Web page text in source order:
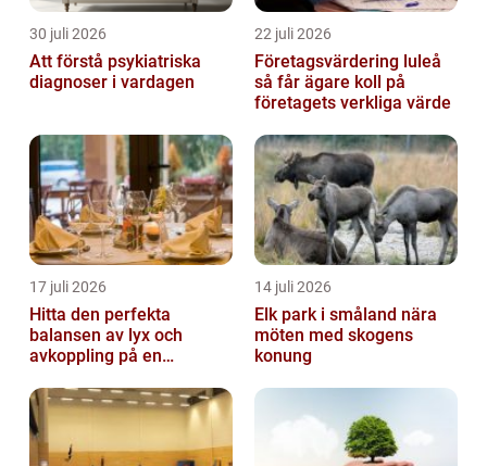
30 juli 2026
Att förstå psykiatriska
diagnoser i vardagen
22 juli 2026
Företagsvärdering luleå
så får ägare koll på
företagets verkliga värde
17 juli 2026
Hitta den perfekta
balansen av lyx och
avkoppling på en
Östermalm
14 juli 2026
Elk park i småland nära
möten med skogens
konung